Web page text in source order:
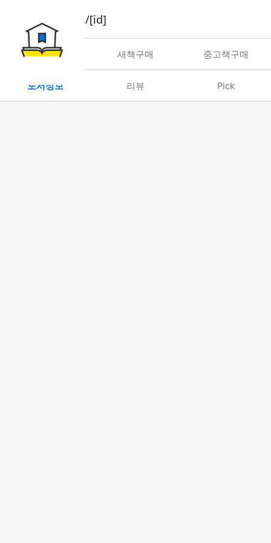
book/rent/[id]
대여 새책구매 중고책구매
도서정보 리뷰 Pick